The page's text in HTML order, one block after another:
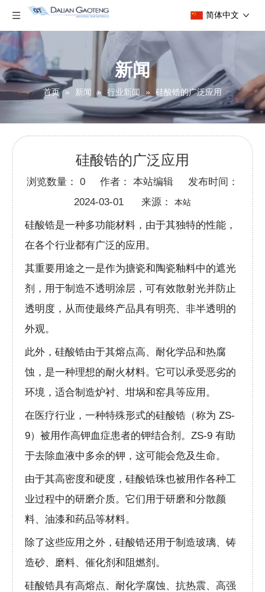
简体中文
新闻
首页 » 新闻 » 行业新闻 » 硅酸锆的广泛应用
硅酸锆的广泛应用
浏览数量： 0 作者： 本站编辑 发布时间：
2024-03-01 来源： 本站
硅酸锆是一种多功能材料，由于其独特的性能，
在各个行业都有广泛的应用。
其重要用途之一是作为搪瓷和陶瓷釉料中的遮光
剂，用于制造不透明涂层，可有效散射光并防止
透明度，从而使最终产品具有明亮、非半透明的
外观。
此外，硅酸锆由于其熔点高、耐化学品和热腐
蚀，是一种理想的耐火材料。它可以承受恶劣的
环境，适合制造炉衬、坩埚和窑具等应用。
在医疗行业，一种特殊形式的硅酸锆（称为 ZS-
9）被用作高钾血症患者的钾结合剂。ZS-9 有助
于去除血液中多余的钾，这可能会危及生命。
由于其高密度和硬度，硅酸锆珠也被用作各种工
业过程中的研磨介质。它们用于研磨和分散颜
料、油漆和药品等材料。
除了这些应用之外，硅酸锆还用于制造玻璃、铸
造砂、磨料、催化剂和阻燃剂。
硅酸锆具有高熔点、耐化学腐蚀、抗热震、高强